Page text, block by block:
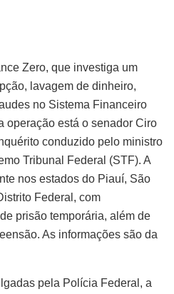
Zero, que investiga um
lavagem de dinheiro,
no Sistema Financeiro
operação está o senador Ciro
conduzido pelo ministro
Tribunal Federal (STF). A
nos estados do Piauí, São
Federal, com
prisão temporária, além de
As informações são da
pela Polícia Federal, a